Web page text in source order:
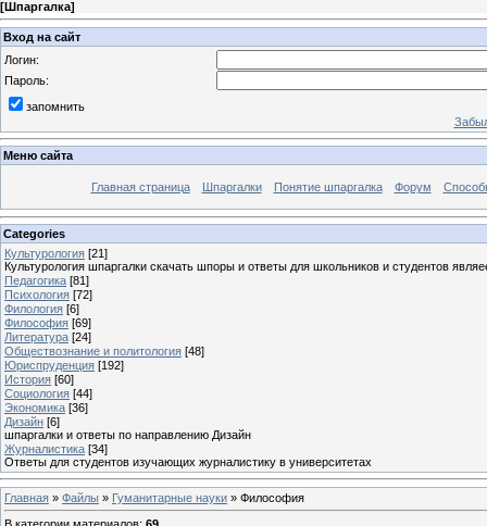
[Шпаргалка]
Вход на сайт
Логин:
Пароль:
запомнить
Меню сайта
Главная страница Шпаргалки Понятие шпаргалка Форум
Categories
Культурология [21]
Культурология шпаргалки скачать шпоры и ответы для школьников и студентов
Педагогика [81]
Психология [72]
Филология [6]
Философия [69]
Литература [24]
Обществознание и политология [48]
Юриспруденция [192]
История [60]
Социология [44]
Экономика [36]
Дизайн [6]
шпаргалки и ответы по направлению Дизайн
Журналистика [34]
Ответы для студентов изучающих журналистику в университетах
Главная » Файлы » Гуманитарные науки » Философия